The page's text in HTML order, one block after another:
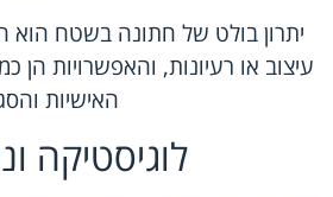
יתרון בולט של חתונה בשטח הוא
עיצוב או רעיונות, והאפשרויות הן
האישיות
לוגיסטיקה